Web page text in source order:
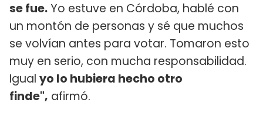
se fue.Yo estuve en Córdoba, hablé con
un montón de personas y sé que muchos
se volvían antes para votar. Tomaron esto
muy en serio, con mucha responsabilidad.
Igual yo lo hubiera hecho otro
finde", afirmó.